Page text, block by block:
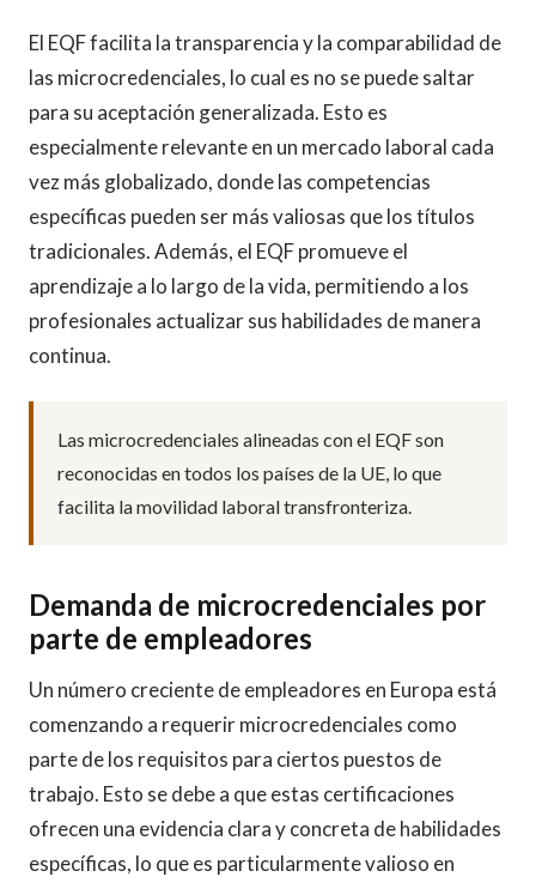
El EQF facilita la transparencia y la comparabilidad de
las microcredenciales, lo cual es no se puede saltar
para su aceptación generalizada. Esto es
especialmente relevante en un mercado laboral cada
vez más globalizado, donde las competencias
específicas pueden ser más valiosas que los títulos
tradicionales. Además, el EQF promueve el
aprendizaje a lo largo de la vida, permitiendo a los
profesionales actualizar sus habilidades de manera
continua.
Las microcredenciales alineadas con el EQF son
reconocidas en todos los países de la UE, lo que
facilita la movilidad laboral transfronteriza.
Demanda de microcredenciales por
parte de empleadores
Un número creciente de empleadores en Europa está
comenzando a requerir microcredenciales como
parte de los requisitos para ciertos puestos de
trabajo. Esto se debe a que estas certificaciones
ofrecen una evidencia clara y concreta de habilidades
específicas, lo que es particularmente valioso en